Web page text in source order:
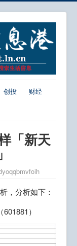
创投
财经
「新天
，分析如下：
）